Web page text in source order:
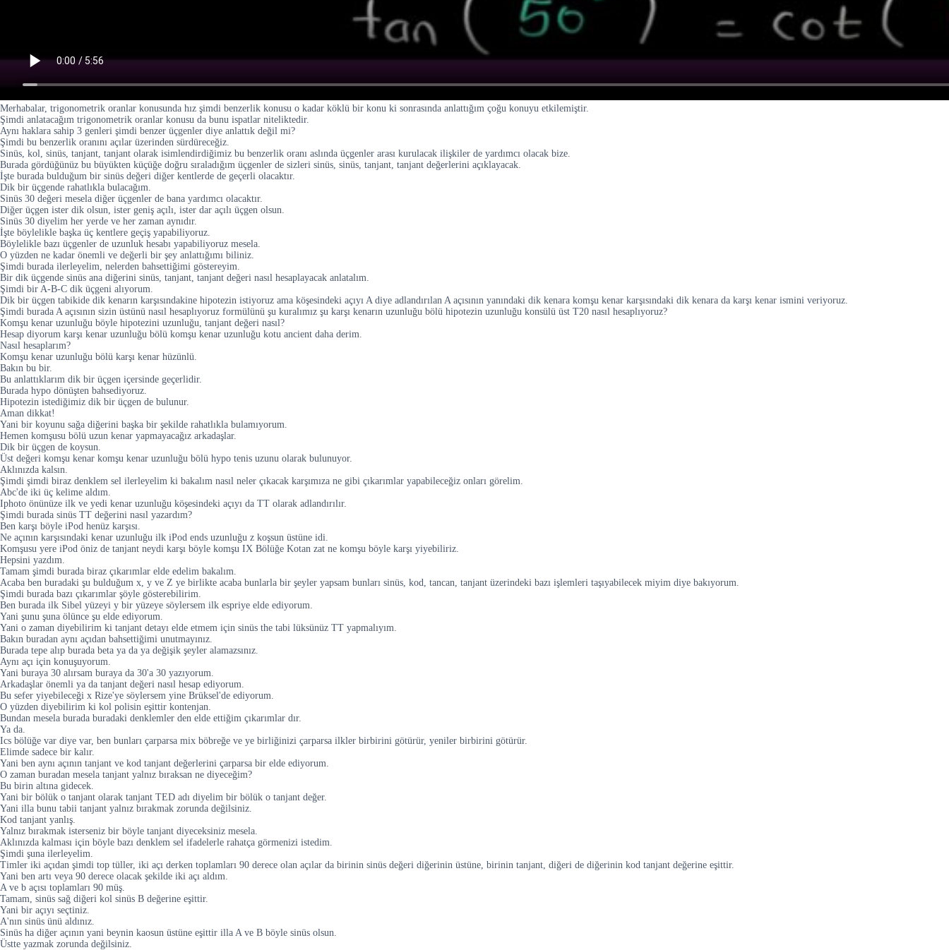
Merhabalar, trigonometrik oranlar konusunda hız şimdi benzerlik konusu o kadar köklü bir konu ki sonrasında anlattığım çoğu konuyu etkilemiştir.
Şimdi anlatacağım trigonometrik oranlar konusu da bunu ispatlar niteliktedir.
Aynı haklara sahip 3 genleri şimdi benzer üçgenler diye anlattık değil mi?
Şimdi bu benzerlik oranını açılar üzerinden sürdüreceğiz.
Sinüs, kol, sinüs, tanjant, tanjant olarak isimlendirdiğimiz bu benzerlik oranı aslında üçgenler arası kurulacak ilişkiler de yardımcı olacak bize.
Burada gördüğünüz bu büyükten küçüğe doğru sıraladığım üçgenler de sizleri sinüs, sinüs, tanjant, tanjant değerlerini açıklayacak.
İşte burada bulduğum bir sinüs değeri diğer kentlerde de geçerli olacaktır.
Dik bir üçgende rahatlıkla bulacağım.
Sinüs 30 değeri mesela diğer üçgenler de bana yardımcı olacaktır.
Diğer üçgen ister dik olsun, ister geniş açılı, ister dar açılı üçgen olsun.
Sinüs 30 diyelim her yerde ve her zaman aynıdır.
İşte böylelikle başka üç kentlere geçiş yapabiliyoruz.
Böylelikle bazı üçgenler de uzunluk hesabı yapabiliyoruz mesela.
O yüzden ne kadar önemli ve değerli bir şey anlattığımı biliniz.
Şimdi burada ilerleyelim, nelerden bahsettiğimi göstereyim.
Bir dik üçgende sinüs ana diğerini sinüs, tanjant, tanjant değeri nasıl hesaplayacak anlatalım.
Şimdi bir A-B-C dik üçgeni alıyorum.
Dik bir üçgen tabikide dik kenarın karşısındakine hipotezin istiyoruz ama köşesindeki açıyı A diye adlandırılan A açısının yanındaki dik kenara komşu kenar karşısındaki dik kenara da karşı kenar ismini veriyoruz.
Şimdi burada A açısının sizin üstünü nasıl hesaplıyoruz formülünü şu kuralımız şu karşı kenarın uzunluğu bölü hipotezin uzunluğu konsülü üst T20 nasıl hesaplıyoruz?
Komşu kenar uzunluğu böyle hipotezini uzunluğu, tanjant değeri nasıl?
Hesap diyorum karşı kenar uzunluğu bölü komşu kenar uzunluğu kotu ancient daha derim.
Nasıl hesaplarım?
Komşu kenar uzunluğu bölü karşı kenar hüzünlü.
Bakın bu bir.
Bu anlattıklarım dik bir üçgen içersinde geçerlidir.
Burada hypo dönüşten bahsediyoruz.
Hipotezin istediğimiz dik bir üçgen de bulunur.
Aman dikkat!
Yani bir koyunu sağa diğerini başka bir şekilde rahatlıkla bulamıyorum.
Hemen komşusu bölü uzun kenar yapmayacağız arkadaşlar.
Dik bir üçgen de koysun.
Üst değeri komşu kenar komşu kenar uzunluğu bölü hypo tenis uzunu olarak bulunuyor.
Aklınızda kalsın.
Şimdi şimdi biraz denklem sel ilerleyelim ki bakalım nasıl neler çıkacak karşımıza ne gibi çıkarımlar yapabileceğiz onları görelim.
Abc'de iki üç kelime aldım.
Iphoto önünüze ilk ve yedi kenar uzunluğu köşesindeki açıyı da TT olarak adlandırılır.
Şimdi burada sinüs TT değerini nasıl yazardım?
Ben karşı böyle iPod henüz karşısı.
Ne açının karşısındaki kenar uzunluğu ilk iPod ends uzunluğu z koşsun üstüne idi.
Komşusu yere iPod öniz de tanjant neydi karşı böyle komşu IX Bölüğe Kotan zat ne komşu böyle karşı yiyebiliriz.
Hepsini yazdım.
Tamam şimdi burada biraz çıkarımlar elde edelim bakalım.
Acaba ben buradaki şu bulduğum x, y ve Z ye birlikte acaba bunlarla bir şeyler yapsam bunları sinüs, kod, tancan, tanjant üzerindeki bazı işlemleri taşıyabilecek miyim diye bakıyorum.
Şimdi burada bazı çıkarımlar şöyle gösterebilirim.
Ben burada ilk Sibel yüzeyi y bir yüzeye söylersem ilk espriye elde ediyorum.
Yani şunu şuna ölünce şu elde ediyorum.
Yani o zaman diyebilirim ki tanjant detayı elde etmem için sinüs the tabi lüksünüz TT yapmalıyım.
Bakın buradan aynı açıdan bahsettiğimi unutmayınız.
Burada tepe alıp burada beta ya da ya değişik şeyler alamazsınız.
Aynı açı için konuşuyorum.
Yani buraya 30 alırsam buraya da 30'a 30 yazıyorum.
Arkadaşlar önemli ya da tanjant değeri nasıl hesap ediyorum.
Bu sefer yiyebileceği x Rize'ye söylersem yine Brüksel'de ediyorum.
O yüzden diyebilirim ki kol polisin eşittir kontenjan.
Bundan mesela burada buradaki denklemler den elde ettiğim çıkarımlar dır.
Ya da.
Ics bölüğe var diye var, ben bunları çarparsa mix böbreğe ve ye birliğinizi çarparsa ilkler birbirini götürür, yeniler birbirini götürür.
Elimde sadece bir kalır.
Yani ben aynı açının tanjant ve kod tanjant değerlerini çarparsa bir elde ediyorum.
O zaman buradan mesela tanjant yalnız bıraksan ne diyeceğim?
Bu birin altına gidecek.
Yani bir bölük o tanjant olarak tanjant TED adı diyelim bir bölük o tanjant değer.
Yani illa bunu tabii tanjant yalnız bırakmak zorunda değilsiniz.
Kod tanjant yanlış.
Yalnız bırakmak isterseniz bir böyle tanjant diyeceksiniz mesela.
Aklınızda kalması için böyle bazı denklem sel ifadelerle rahatça görmenizi istedim.
Şimdi şuna ilerleyelim.
Timler iki açıdan şimdi top tüller, iki açı derken toplamları 90 derece olan açılar da birinin sinüs değeri diğerinin üstüne, birinin tanjant, diğeri de diğerinin kod tanjant değerine eşittir.
Yani ben artı veya 90 derece olacak şekilde iki açı aldım.
A ve b açısı toplamları 90 müş.
Tamam, sinüs sağ diğeri kol sinüs B değerine eşittir.
Yani bir açıyı seçtiniz.
A'nın sinüs ünü aldınız.
Sinüs ha diğer açının yani beynin kaosun üstüne eşittir illa A ve B böyle sinüs olsun.
Üstte yazmak zorunda değilsiniz.